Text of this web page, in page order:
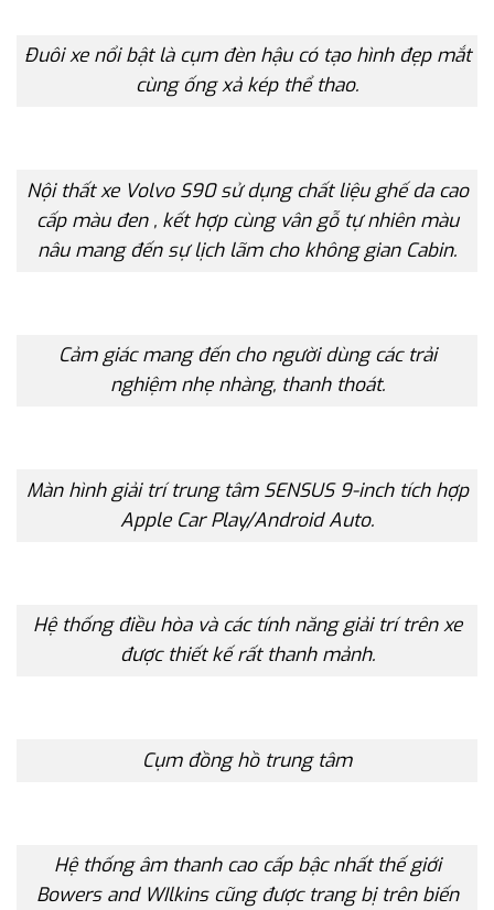
Đuôi xe nổi bật là cụm đèn hậu có tạo hình đẹp mắt
cùng ống xả kép thể thao.
Nội thất xe Volvo S90 sử dụng chất liệu ghế da cao
cấp màu đen , kết hợp cùng vân gỗ tự nhiên màu
nâu mang đến sự lịch lãm cho không gian Cabin.
Cảm giác mang đến cho người dùng các trải
nghiệm nhẹ nhàng, thanh thoát.
Màn hình giải trí trung tâm SENSUS 9-inch tích hợp
Apple Car Play/Android Auto.
Hệ thống điều hòa và các tính năng giải trí trên xe
được thiết kế rất thanh mảnh.
Cụm đồng hồ trung tâm
Hệ thống âm thanh cao cấp bậc nhất thế giới
Bowers and WIlkins cũng được trang bị trên biến